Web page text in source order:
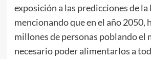
exposición a las predicciones de la
mencionando que en el año 2050,
millones de personas poblando el
necesario poder alimentarlos a